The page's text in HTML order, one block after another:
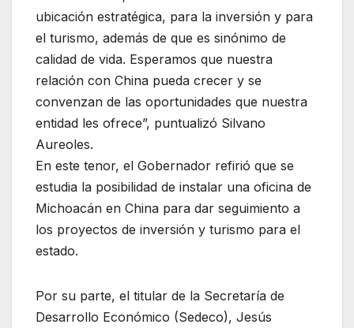
ubicación estratégica, para la inversión y para
el turismo, además de que es sinónimo de
calidad de vida. Esperamos que nuestra
relación con China pueda crecer y se
convenzan de las oportunidades que nuestra
entidad les ofrece”, puntualizó Silvano
Aureoles.
En este tenor, el Gobernador refirió que se
estudia la posibilidad de instalar una oficina de
Michoacán en China para dar seguimiento a
los proyectos de inversión y turismo para el
estado.
Por su parte, el titular de la Secretaría de
Desarrollo Económico (Sedeco), Jesús